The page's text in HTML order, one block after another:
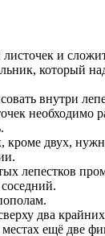
и
который
внутри
необходимо
кроме двух,
лепестков
два
ещё две